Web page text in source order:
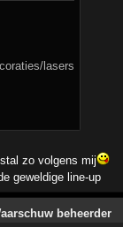
lasers
zo volgens mij
geweldige line-up